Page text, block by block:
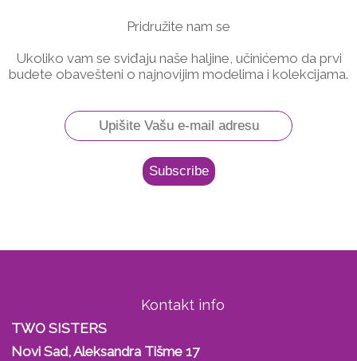
Pridružite nam se
Ukoliko vam se sviđaju naše haljine, učinićemo da prvi
budete obavešteni o najnovijim modelima i kolekcijama.
Kontakt info
TWO SISTERS
Novi Sad, Aleksandra Tišme 17